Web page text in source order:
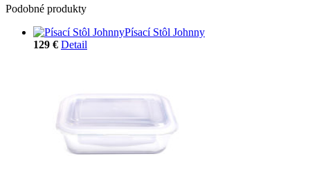
Podobné produkty
Písací Stôl Johnny
129 € Detail